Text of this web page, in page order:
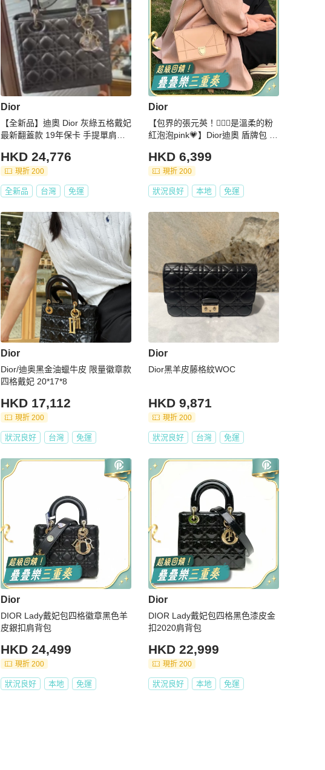
Dior
【全新品】迪奧 Dior 灰綠五格戴妃
最新翻蓋款 19年保卡 手提單肩斜
HKD 24,776
現折 200
全新品 台灣 免運
Dior
【包界的張元英！🧚🏻‍♀️是溫柔的粉
紅泡泡pink💗】Dior迪奧 盾牌包 鏈
HKD 6,399
現折 200
狀況良好 本地 免運
Dior
Dior/迪奥黑金油蠟牛皮 限量徽章款
四格戴妃 20*17*8
HKD 17,112
現折 200
狀況良好 台灣 免運
Dior
Dior黑羊皮藤格紋WOC
HKD 9,871
現折 200
狀況良好 台灣 免運
Dior
DIOR Lady戴妃包四格徽章黑色羊
皮銀扣肩背包
HKD 24,499
現折 200
狀況良好 本地 免運
Dior
DIOR Lady戴妃包四格黑色漆皮金
扣2020肩背包
HKD 22,999
現折 200
狀況良好 本地 免運